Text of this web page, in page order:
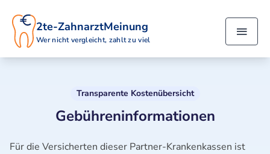
2te-ZahnarztMeinung
Wer nicht vergleicht, zahlt zu viel
Transparente Kostenübersicht
Gebühreninformationen
Für die Versicherten dieser Partner-Krankenkassen ist